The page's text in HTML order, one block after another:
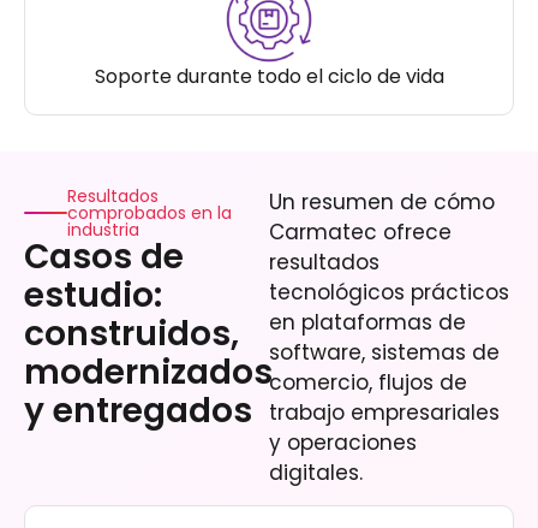
Soporte durante todo el ciclo de vida
Resultados
comprobados en la
industria
Casos de
estudio:
construidos,
modernizados
y entregados
Un resumen de cómo
Carmatec ofrece
resultados
tecnológicos prácticos
en plataformas de
software, sistemas de
comercio, flujos de
trabajo empresariales
y operaciones
digitales.